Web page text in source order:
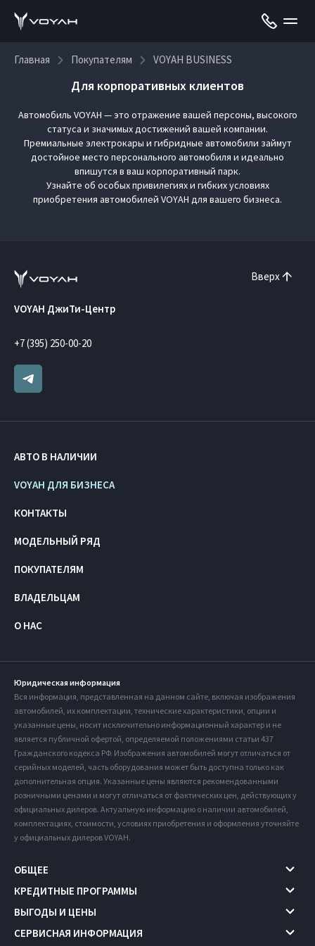
Главная Покупателям VOYAH BUSINESS
Для корпоративных клиентов
Автомобиль VOYAH — это отражение вашей персоны, высокого
статуса и значимых достижений вашей компании.
Премиальные электрокары и гибридные автомобили займут
достойное место персонального автомобиля и идеально
впишутся в ваш корпоративный парк.
Узнайте об особых привилегиях и гибких условиях
приобретения автомобилей VOYAH для вашего бизнеса.
Вверх
VOYAH ДжиТи-Центр
+7 (395) 250-00-20
АВТО В НАЛИЧИИ
VOYAH ДЛЯ БИЗНЕСА
КОНТАКТЫ
МОДЕЛЬНЫЙ РЯД
ПОКУПАТЕЛЯМ
ВЛАДЕЛЬЦАМ
О НАС
Юридическая информация
Вся информация, представленная на данном сайте, включая изображения
автомобилей, их комплектации, технические характеристики, опции и
указанные цены, носит исключительно информационный характер и не
является публичной офертой, определяемой положениями статьи 437
Гражданского кодекса РФ. Изображения автомобилей могут отличаться от
серийных моделей, часть оборудования может быть доступна только как
дополнительная опция. Указанные цены являются рекомендованными
розничными ценами и могут отличаться от фактических цен, действующих у
официальных дилеров. Актуальную информацию о наличии автомобилей,
комплектациях, стоимости, условиях приобретения и оформления уточняйте
у официальных дилеров VOYAH.
ОБЩЕЕ
КРЕДИТНЫЕ ПРОГРАММЫ
ВЫГОДЫ И ЦЕНЫ
СЕРВИСНАЯ ИНФОРМАЦИЯ